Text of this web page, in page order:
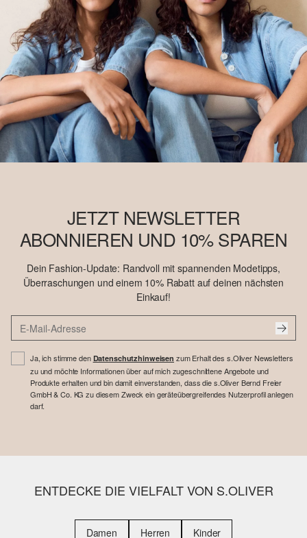
JETZT NEWSLETTER
ABONNIEREN UND 10% SPAREN
Dein Fashion-Update: Randvoll mit spannenden Modetipps,
Überraschungen und einem 10% Rabatt auf deinen nächsten
Einkauf!
Ja, ich stimme den Datenschutzhinweisen zum Erhalt des s.Oliver Newsletters
zu und möchte Informationen über auf mich zugeschnittene Angebote und
Produkte erhalten und bin damit einverstanden, dass die s.Oliver Bernd Freier
GmbH & Co. KG zu diesem Zweck ein geräteübergreifendes Nutzerprofil anlegen
darf.
ENTDECKE DIE VIELFALT VON S.OLIVER
Damen Herren Kinder